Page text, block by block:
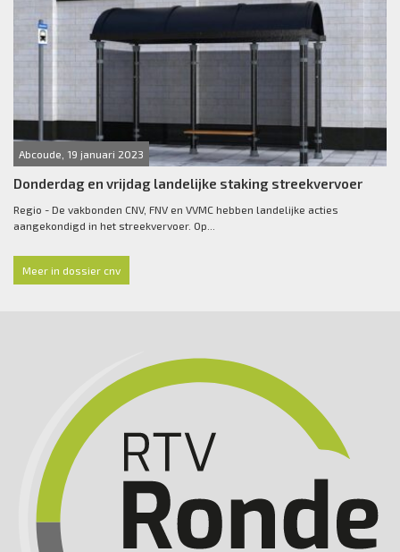
Abcoude, 19 januari 2023
Donderdag en vrijdag landelijke staking streekvervoer
Regio - De vakbonden CNV, FNV en VVMC hebben landelijke acties
aangekondigd in het streekvervoer. Op...
Meer in dossier cnv